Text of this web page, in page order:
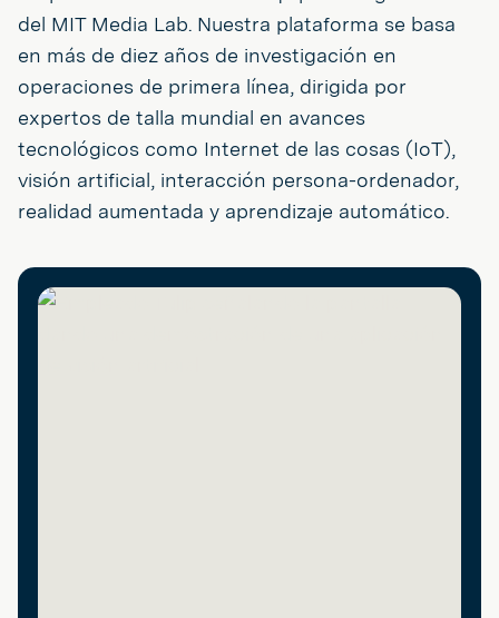
del MIT Media Lab. Nuestra plataforma se basa
en más de diez años de investigación en
operaciones de primera línea, dirigida por
expertos de talla mundial en avances
tecnológicos como Internet de las cosas (IoT),
visión artificial, interacción persona-ordenador,
realidad aumentada y aprendizaje automático.